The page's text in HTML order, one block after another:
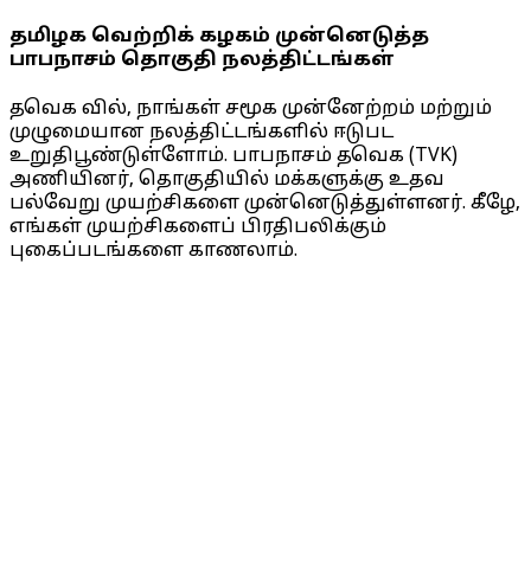
தமிழக வெற்றிக் கழகம் முன்னெடுத்த
பாபநாசம் தொகுதி நலத்திட்டங்கள்
தவெக வில், நாங்கள் சமூக முன்னேற்றம் மற்றும்
முழுமையான நலத்திட்டங்களில் ஈடுபட
உறுதிபூண்டுள்ளோம். பாபநாசம் தவெக (TVK)
அணியினர், தொகுதியில் மக்களுக்கு உதவ
பல்வேறு முயற்சிகளை முன்னெடுத்துள்ளனர். கீழே,
எங்கள் முயற்சிகளைப் பிரதிபலிக்கும்
புகைப்படங்களை காணலாம்.